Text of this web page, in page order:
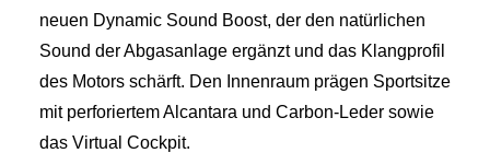
neuen Dynamic Sound Boost, der den natürlichen
Sound der Abgasanlage ergänzt und das Klangprofil
des Motors schärft. Den Innenraum prägen Sportsitze
mit perforiertem Alcantara und Carbon-Leder sowie
das Virtual Cockpit.